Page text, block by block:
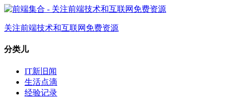
关注前端技术和互联网免费资源
分类儿
IT新旧闻
生活点滴
经验记录